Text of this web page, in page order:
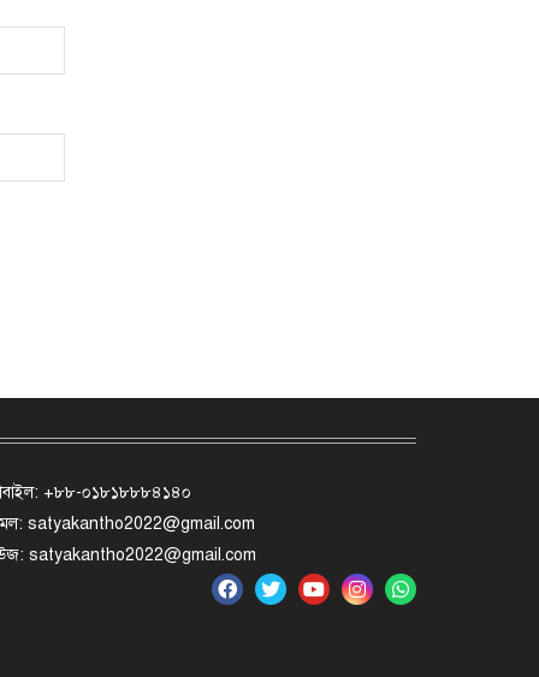
+৮৮-০১৮১৮৮৮৪১৪০
satyakantho2022@gmail.com
satyakantho2022@gmail.com